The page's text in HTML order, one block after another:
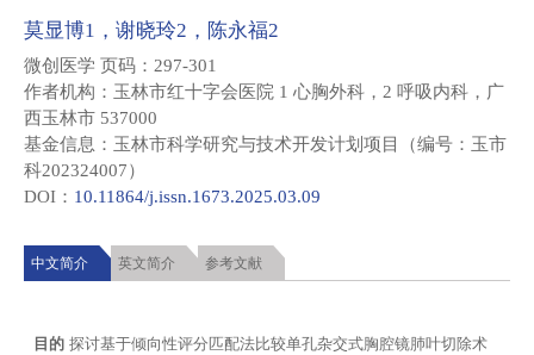
莫显博1，谢晓玲2，陈永福2
微创医学 页码：297-301
作者机构：玉林市红十字会医院 1 心胸外科，2 呼吸内科，广
西玉林市 537000
基金信息：玉林市科学研究与技术开发计划项目（编号：玉市
科202324007）
DOI： 10.11864/j.issn.1673.2025.03.09
中文简介 英文简介 参考文献
目的 探讨基于倾向性评分匹配法比较单孔杂交式胸腔镜肺叶切除术